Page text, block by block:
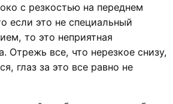
с резкостью на переднем
если это не специальный
то это неприятная
Отрежь все, что нерезкое снизу,
глаз за это все равно не